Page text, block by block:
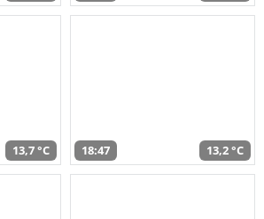
13,7 °C 18:47 13,2 °C